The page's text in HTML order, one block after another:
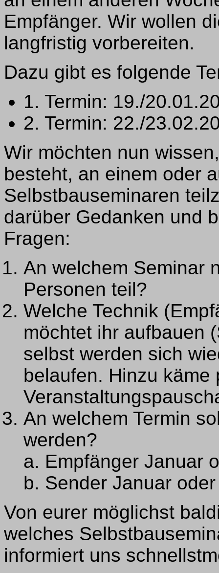
Empfänger. Wir wollen
langfristig vorbereiten.
Dazu gibt es folgende
1. Termin: 19./
2. Termin: 22./
Wir möchten nun
besteht, an einem oder
Selbstbauseminaren
darüber Gedanken und
Fragen:
An welchem Seminar
Personen teil?
Welche Technik
möchtet ihr aufbauen
selbst werden sich
belaufen. Hinzu käme
An welchem Termin
werden?
a. Empfänger Januar
b. Sender Januar
Von eurer möglichst
welches
informiert uns